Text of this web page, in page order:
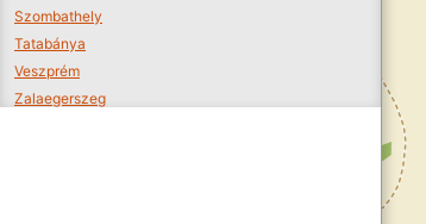
Szombathely
Tatabánya
Veszprém
Zalaegerszeg